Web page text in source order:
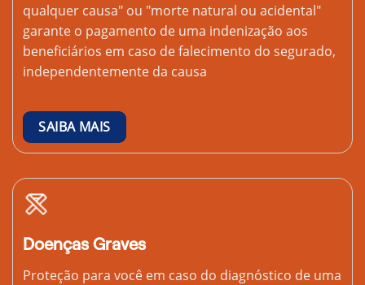
qualquer causa" ou "morte natural ou acidental"
garante o pagamento de uma indenização aos
beneficiários em caso de falecimento do segurado,
independentemente da causa
SAIBA MAIS
Doenças Graves
Proteção para você em caso do diagnóstico de uma